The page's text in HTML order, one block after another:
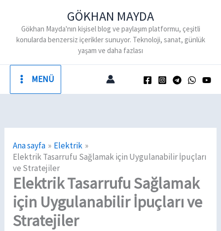
GÖKHAN MAYDA
Gökhan Mayda'nın kişisel blog ve paylaşım platformu, çeşitli
konularda benzersiz içerikler sunuyor. Teknoloji, sanat, günlük
yaşam ve daha fazlası
MENÜ
Ana sayfa
Elektrik
Elektrik Tasarrufu Sağlamak için Uygulanabilir İpuçları
ve Stratejiler
Elektrik Tasarrufu Sağlamak
için Uygulanabilir İpuçları ve
Stratejiler